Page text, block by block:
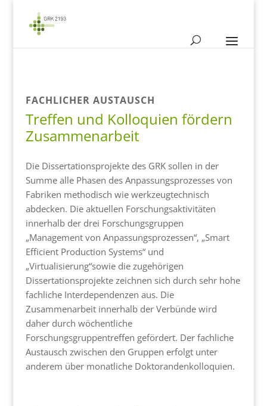
FACHLICHER AUSTAUSCH
Treffen und Kolloquien fördern
Zusammenarbeit
Die Dissertationsprojekte des GRK sollen in der
Summe alle Phasen des Anpassungsprozesses von
Fabriken methodisch wie werkzeugtechnisch
abdecken. Die aktuellen Forschungsaktivitäten
innerhalb der drei Forschungsgruppen
„Management von Anpassungsprozessen“, „Smart
Efficient Production Systems“ und
„Virtualisierung“sowie die zugehörigen
Dissertationsprojekte zeichnen sich durch sehr hohe
fachliche Interdependenzen aus. Die
Zusammenarbeit innerhalb der Verbünde wird
daher durch wöchentliche
Forschungsgruppentreffen gefördert. Der fachliche
Austausch zwischen den Gruppen erfolgt unter
anderem über monatliche Doktorandenkolloquien.